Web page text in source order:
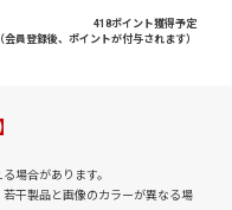
418ポイント獲得予定
（会員登録後、ポイントが付与されます）
場合があります。
干製品と画像のカラーが異なる場